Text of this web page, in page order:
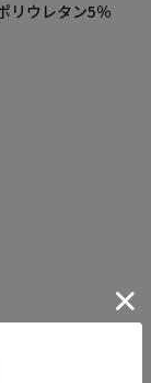
レンドセッター
る 2023 年発足の
生じるジェネレ
てのオールドス
リウレタン5％